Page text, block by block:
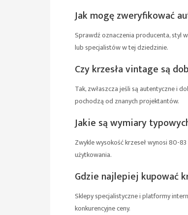
Jak mogę zweryfikować
Sprawdź oznaczenia producenta, styl
lub specjalistów w tej dziedzinie.
Czy krzesła vintage są
Tak, zwłaszcza jeśli są autentyczne i
pochodzą od znanych projektantów.
Jakie są wymiary
Zwykle wysokość krzeseł wynosi 80-
użytkowania.
Gdzie najlepiej kupować
Sklepy specjalistyczne i platformy
konkurencyjne ceny.